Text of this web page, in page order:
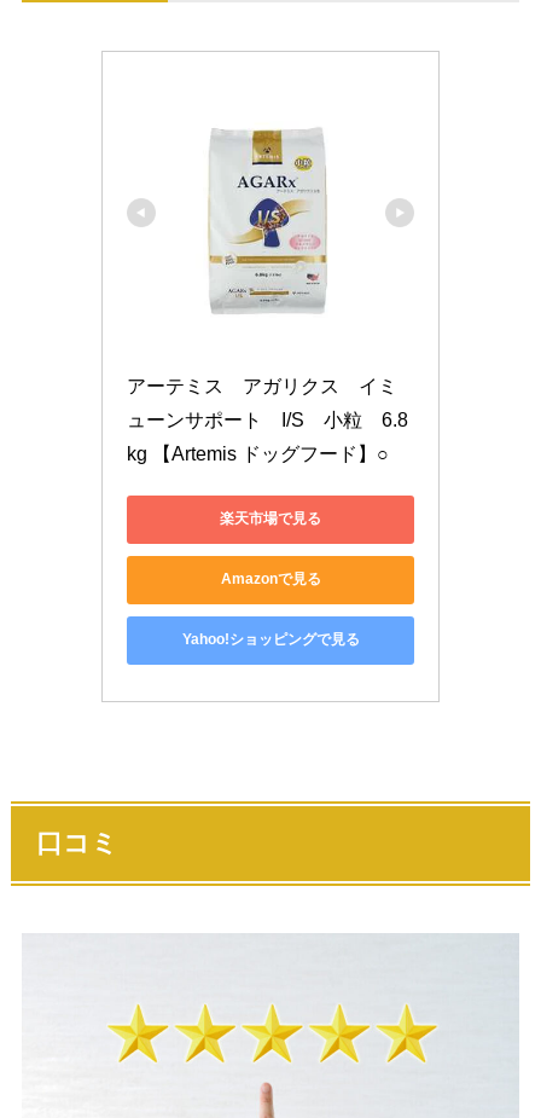
アーテミス　アガリクス　イミ
ューンサポート　I/S　小粒　6.8
kg 【Artemis ドッグフード】○
楽天市場で見る
Amazonで見る
Yahoo!ショッピングで見る
口コミ